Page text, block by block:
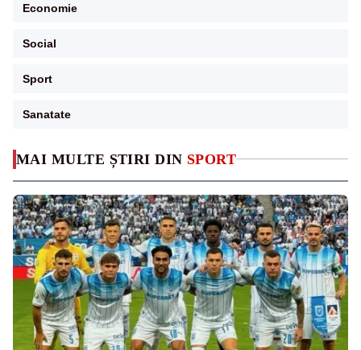
MAI MULTE ȘTIRI DIN SPORT
Economie
Social
Sport
Sanatate